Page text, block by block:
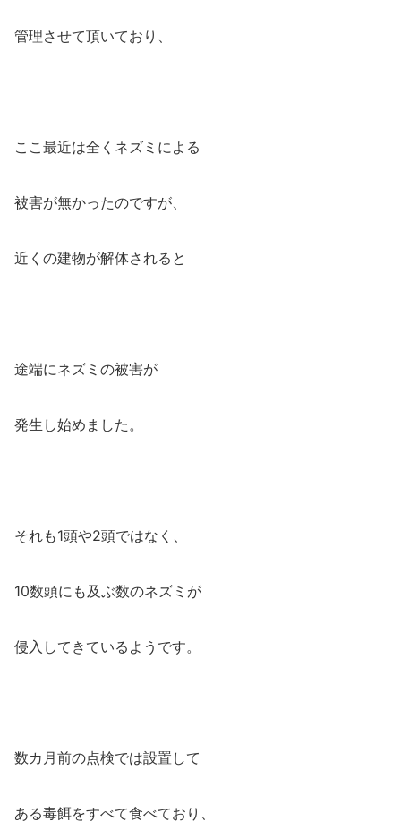
管理させて頂いており、
ここ最近は全くネズミによる
被害が無かったのですが、
近くの建物が解体されると
途端にネズミの被害が
発生し始めました。
それも1頭や2頭ではなく、
10数頭にも及ぶ数のネズミが
侵入してきているようです。
数カ月前の点検では設置して
ある毒餌をすべて食べており、